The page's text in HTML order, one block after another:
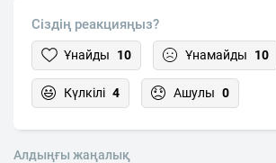
Сіздің реакцияңыз?
Ұнайды 10 Ұнамайды 10
Күлкілі 4 Ашулы 0
Алдыңғы жаңалық